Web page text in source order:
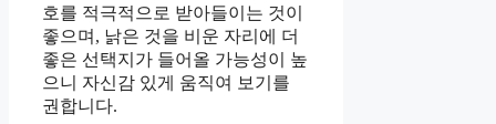
호를 적극적으로 받아들이는 것이
좋으며, 낡은 것을 비운 자리에 더
좋은 선택지가 들어올 가능성이 높
으니 자신감 있게 움직여 보기를
권합니다.